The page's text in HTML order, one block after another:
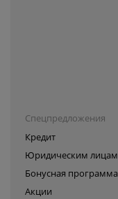
Спецпредложения
Кредит
Юридическим лицам
Бонусная программа
Акции